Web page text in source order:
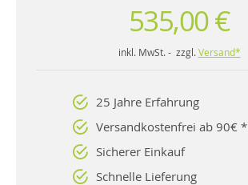
535,00 €
inkl. MwSt. - zzgl. Versand*
25 Jahre Erfahrung
Versandkostenfrei ab 90€ *
Sicherer Einkauf
Schnelle Lieferung